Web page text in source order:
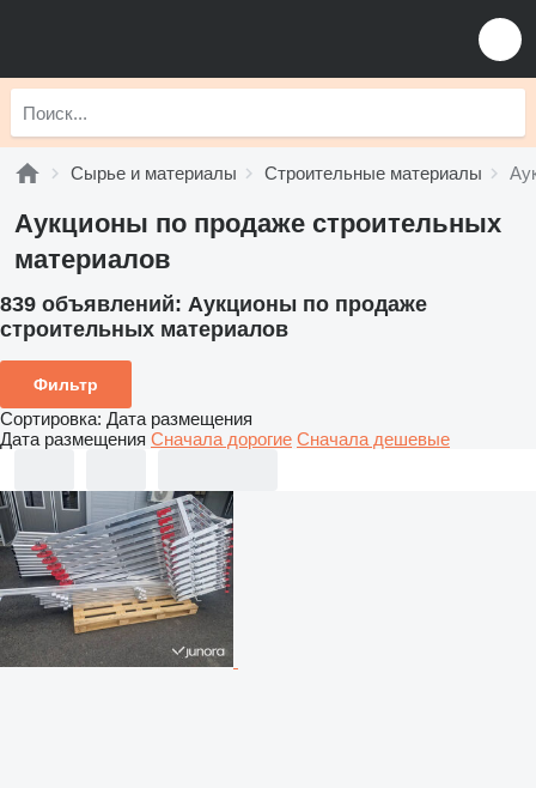
Сырье и материалы Строительные материалы
Аукционы по продаже строительных
материалов
839 объявлений: Аукционы по продаже
строительных материалов
Фильтр
Сортировка: Дата размещения
Дата размещения Сначала дорогие Сначала дешевые